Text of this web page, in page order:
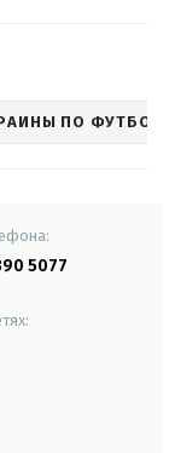
ПО ФУТБОЛУ
5077